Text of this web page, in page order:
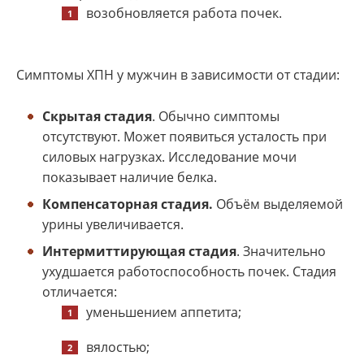
возобновляется работа почек.
Симптомы ХПН у мужчин в зависимости от стадии:
Скрытая стадия. Обычно симптомы
отсутствуют. Может появиться усталость при
силовых нагрузках. Исследование мочи
показывает наличие белка.
Компенсаторная стадия. Объём выделяемой
урины увеличивается.
Интермиттирующая стадия. Значительно
ухудшается работоспособность почек. Стадия
отличается:
уменьшением аппетита;
вялостью;